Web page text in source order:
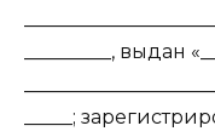
_________, выдан
_____;